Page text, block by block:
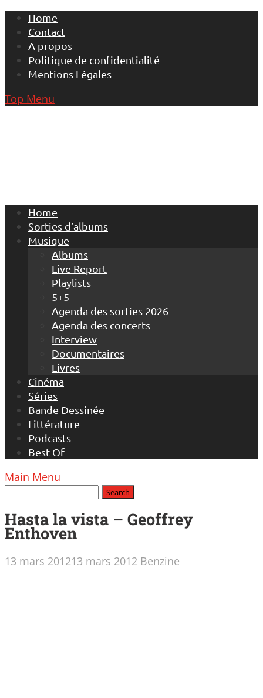
Skip
content
Home
Contact
A propos
Politique de confidentialité
Mentions Légales
Top Menu
Home
Sorties d’albums
Musique
Albums
Live Report
Playlists
5+5
Agenda des sorties 2026
Agenda des concerts
Interview
Documentaires
Livres
Cinéma
Séries
Bande Dessinée
Littérature
Podcasts
Best-Of
Main Menu
Hasta la vista – Geoffrey
Enthoven
13 mars 201213 mars 2012 Benzine